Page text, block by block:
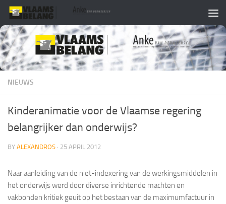
Skip to content
NIEUWS
Kinderanimatie voor de Vlaamse regering
belangrijker dan onderwijs?
BY ALEXANDROS · 25 APRIL 2012
Naar aanleiding van de niet-indexering van de werkingsmiddelen in
het onderwijs werd door diverse inrichtende machten en
vakbonden kritiek geuit op het bestaan van de maximumfactuur in